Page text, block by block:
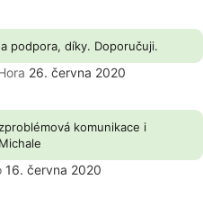
podpora, díky. Doporučuji.
26. června 2020
komunikace i
16. června 2020